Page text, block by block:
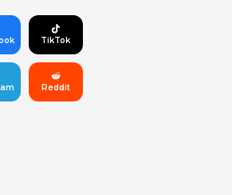
TikTok
Reddit